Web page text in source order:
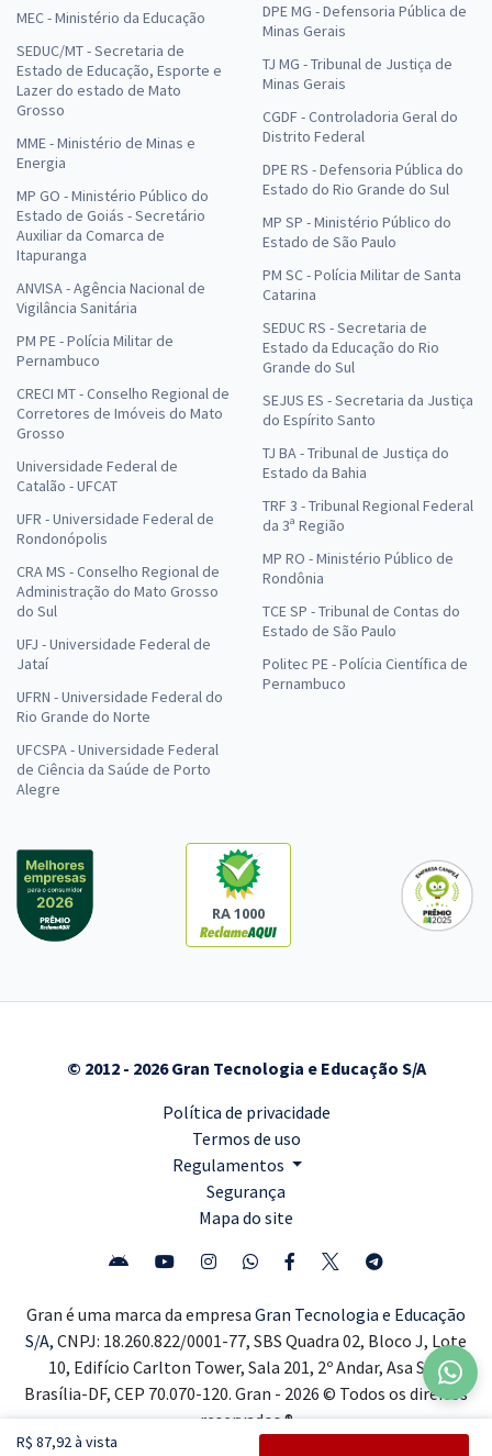
R$ 87,92 à vista
MEC - Ministério da Educação
SEDUC/MT - Secretaria de
Estado de Educação, Esporte e
Lazer do estado de Mato
Grosso
MME - Ministério de Minas e
Energia
MP GO - Ministério Público do
Estado de Goiás - Secretário
Auxiliar da Comarca de
Itapuranga
ANVISA - Agência Nacional de
Vigilância Sanitária
PM PE - Polícia Militar de
Pernambuco
CRECI MT - Conselho Regional de
Corretores de Imóveis do Mato
Grosso
Universidade Federal de
Catalão - UFCAT
UFR - Universidade Federal de
Rondonópolis
CRA MS - Conselho Regional de
Administração do Mato Grosso
do Sul
UFJ - Universidade Federal de
Jataí
UFRN - Universidade Federal do
Rio Grande do Norte
UFCSPA - Universidade Federal
de Ciência da Saúde de Porto
Alegre
DPE MG - Defensoria Pública de
Minas Gerais
TJ MG - Tribunal de Justiça de
Minas Gerais
CGDF - Controladoria Geral do
Distrito Federal
DPE RS - Defensoria Pública do
Estado do Rio Grande do Sul
MP SP - Ministério Público do
Estado de São Paulo
PM SC - Polícia Militar de Santa
Catarina
SEDUC RS - Secretaria de
Estado da Educação do Rio
Grande do Sul
SEJUS ES - Secretaria da Justiça
do Espírito Santo
TJ BA - Tribunal de Justiça do
Estado da Bahia
TRF 3 - Tribunal Regional Federal
da 3ª Região
MP RO - Ministério Público de
Rondônia
TCE SP - Tribunal de Contas do
Estado de São Paulo
Politec PE - Polícia Científica de
Pernambuco
RA 1000
© 2012 - 2026 Gran Tecnologia e Educação S/A
Política de privacidade
Termos de uso
Regulamentos
Segurança
Mapa do site
Gran é uma marca da empresa Gran Tecnologia e Educação
S/A, CNPJ: 18.260.822/0001-77, SBS Quadra 02, Bloco J, Lote
10, Edifício Carlton Tower, Sala 201, 2º Andar, Asa Sul,
Brasília-DF, CEP 70.070-120. Gran - 2026 © Todos os direitos
reservados ®